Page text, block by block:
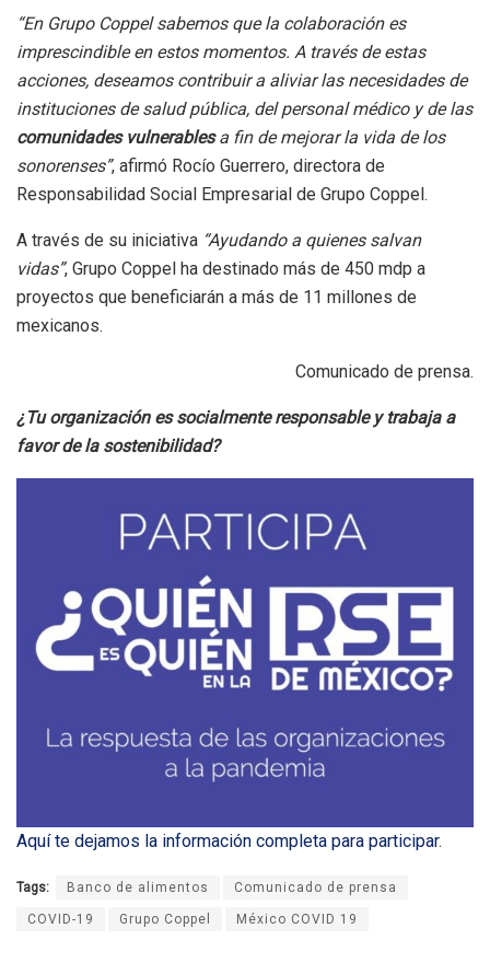
“En Grupo Coppel sabemos que la colaboración es
imprescindible en estos momentos. A través de estas
acciones, deseamos contribuir a aliviar las necesidades de
instituciones de salud pública, del personal médico y de las
comunidades vulnerablesa fin de mejorar la vida de los
sonorenses”, afirmó Rocío Guerrero, directora de
Responsabilidad Social Empresarial de Grupo Coppel.
A través de su iniciativa “Ayudando a quienes salvan
vidas”, Grupo Coppel ha destinado más de 450 mdp a
proyectos que beneficiarán a más de 11 millones de
mexicanos.
Comunicado de prensa.
¿Tu organización es socialmente responsable y trabaja a
favor de la sostenibilidad?
Aquí te dejamos la información completa para participar.
Tags: Banco de alimentos Comunicado de prensa
COVID-19 Grupo Coppel México COVID 19